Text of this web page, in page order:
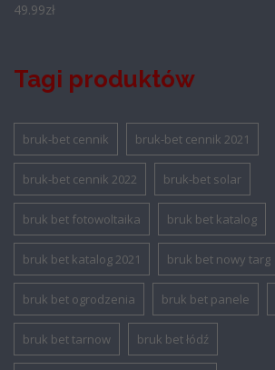
49.99zł
Tagi produktów
bruk-bet cennik bruk-bet cennik 2021
bruk-bet cennik 2022 bruk-bet solar
bruk bet fotowoltaika bruk bet katalog
bruk bet katalog 2021 bruk bet nowy targ
bruk bet ogrodzenia bruk bet panele
bruk bet tarnow bruk bet łódź